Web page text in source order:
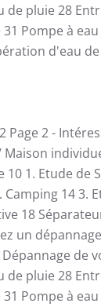
de pluie 28
31 Pompe à
d'eau
2 Page 2 -
Maison
10 1. Etude de
Camping 143.
18
un dépannage
Dépannage de
de pluie 28
31 Pompe à